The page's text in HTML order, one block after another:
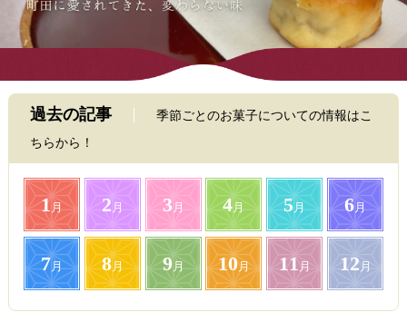
過去の記事
季節ごとのお菓子についての情報はこ
ちらから！
1月 2 月 3 月 4月 5月 6月
7月 8月 9月 10月 11 月 12 月